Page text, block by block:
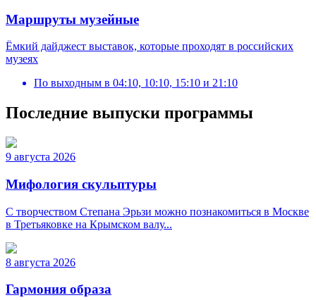
Маршруты музейные
Ёмкий дайджест выставок, которые проходят в российских
музеях
По выходным в 04:10, 10:10, 15:10 и 21:10
Последние выпуски программы
9 августа 2026
Мифология скульптуры
С творчеством Степана Эрьзи можно познакомиться в Москве
в Третьяковке на Крымском валу...
8 августа 2026
Гармония образа